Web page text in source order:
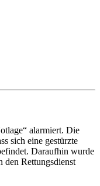
alarmiert. Die
sich eine gestürzte
Daraufhin wurde
den Rettungsdienst